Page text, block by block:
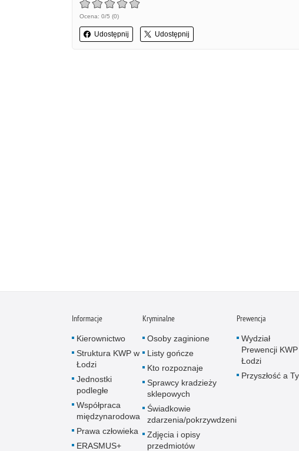
Ocena: 0/5 (0)
Udostępnij Udostępnij
Informacje
Kierownictwo
Struktura KWP w
Łodzi
Jednostki
podległe
Współpraca
międzynarodowa
Prawa człowieka
ERASMUS+
Kryminalne
Osoby zaginione
Listy gończe
Kto rozpoznaje
Sprawcy kradzieży
sklepowych
Świadkowie
zdarzenia/pokrzywdzeni
Zdjęcia i opisy
przedmiotów
Prewencja
Wydział
Prewencji
Łodzi
Przyszłość a Ty